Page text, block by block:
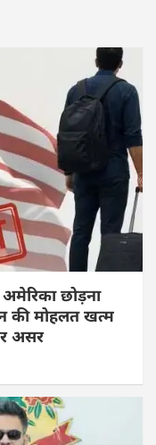
छोड़ना
की मोहलत खत्म
असर